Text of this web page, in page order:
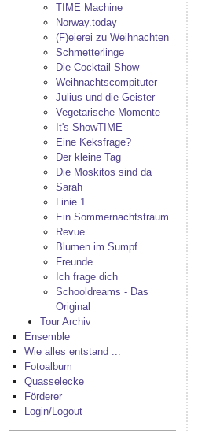
TIME Machine
Norway.today
(F)eierei zu Weihnachten
Schmetterlinge
Die Cocktail Show
Weihnachtscompituter
Julius und die Geister
Vegetarische Momente
It's ShowTIME
Eine Keksfrage?
Der kleine Tag
Die Moskitos sind da
Sarah
Linie 1
Ein Sommernachtstraum
Revue
Blumen im Sumpf
Freunde
Ich frage dich
Schooldreams - Das
Original
Tour Archiv
Ensemble
Wie alles entstand ...
Fotoalbum
Quasselecke
Förderer
Login/Logout